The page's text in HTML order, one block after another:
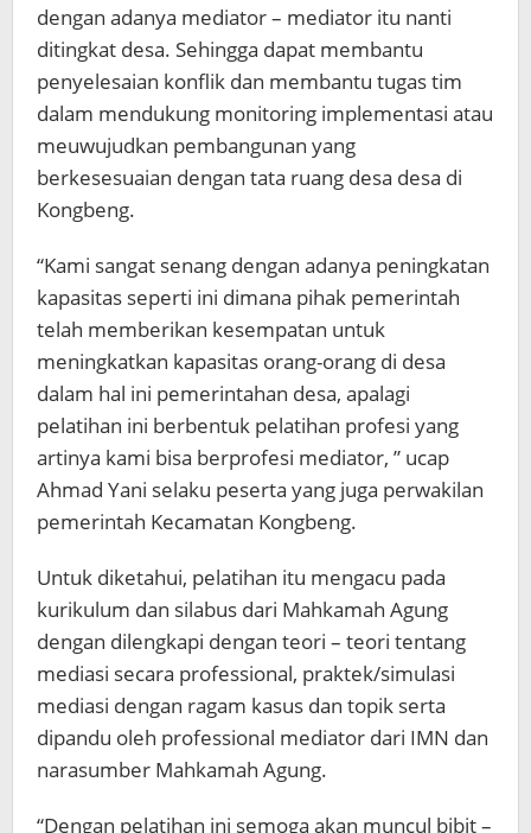
dengan adanya mediator – mediator itu nanti
ditingkat desa. Sehingga dapat membantu
penyelesaian konflik dan membantu tugas tim
dalam mendukung monitoring implementasi atau
meuwujudkan pembangunan yang
berkesesuaian dengan tata ruang desa desa di
Kongbeng.
“Kami sangat senang dengan adanya peningkatan
kapasitas seperti ini dimana pihak pemerintah
telah memberikan kesempatan untuk
meningkatkan kapasitas orang-orang di desa
dalam hal ini pemerintahan desa, apalagi
pelatihan ini berbentuk pelatihan profesi yang
artinya kami bisa berprofesi mediator, ” ucap
Ahmad Yani selaku peserta yang juga perwakilan
pemerintah Kecamatan Kongbeng.
Untuk diketahui, pelatihan itu mengacu pada
kurikulum dan silabus dari Mahkamah Agung
dengan dilengkapi dengan teori – teori tentang
mediasi secara professional, praktek/simulasi
mediasi dengan ragam kasus dan topik serta
dipandu oleh professional mediator dari IMN dan
narasumber Mahkamah Agung.
“Dengan pelatihan ini semoga akan muncul bibit –